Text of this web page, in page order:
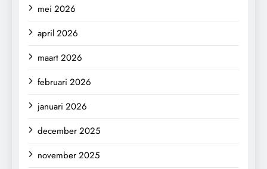
mei 2026
april 2026
maart 2026
februari 2026
januari 2026
december 2025
november 2025